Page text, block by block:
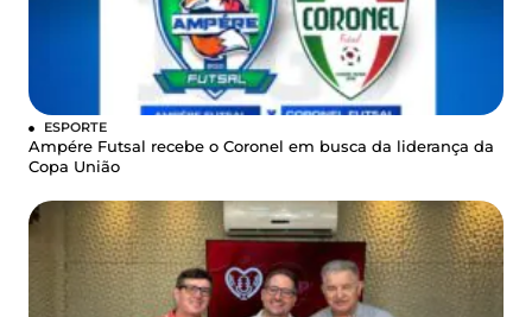
ESPORTE
Ampére Futsal recebe o Coronel em busca da liderança da
Copa União